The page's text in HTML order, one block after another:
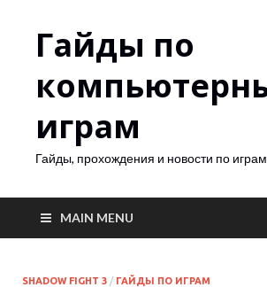
Гайды по
играм
Гайды, прохождения и новости по играм
MAIN MENU
SHADOW FIGHT 3 / ГАЙДЫ ПО ИГРАМ